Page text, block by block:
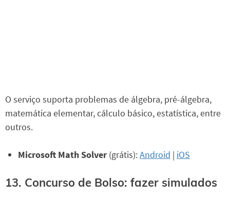
O serviço suporta problemas de álgebra, pré-álgebra,
matemática elementar, cálculo básico, estatística, entre
outros.
Microsoft Math Solver (grátis):Android | iOS
13. Concurso de Bolso: fazer simulados